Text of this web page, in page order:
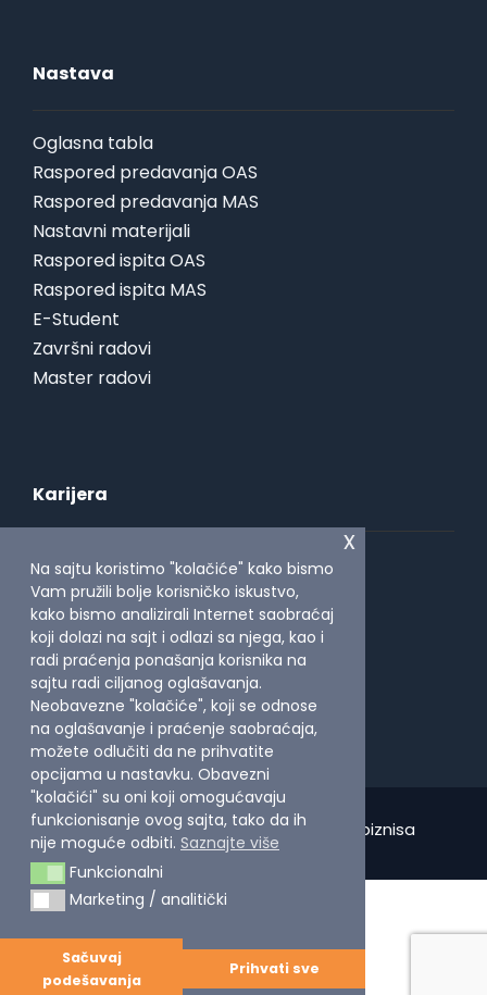
Nastava
Oglasna tabla
Raspored predavanja OAS
Raspored predavanja MAS
Nastavni materijali
Raspored ispita OAS
Raspored ispita MAS
E-Student
Završni radovi
Master radovi
Karijera
Studentska praksa
Centar za razvoj projekata
Centar za karijerno vođenje
Škola stranih jezika
Aktuelni konkursi
Copyright 2026, Visoka škola modernog biznisa
Na sajtu koristimo "kolačiće" kako bismo
Vam pružili bolje korisničko iskustvo,
kako bismo analizirali Internet saobraćaj
koji dolazi na sajt i odlazi sa njega, kao i
radi praćenja ponašanja korisnika na
sajtu radi ciljanog oglašavanja.
Neobavezne "kolačiće", koji se odnose
na oglašavanje i praćenje saobraćaja,
možete odlučiti da ne prihvatite
opcijama u nastavku. Obavezni
"kolačići" su oni koji omogućavaju
funkcionisanje ovog sajta, tako da ih
nije moguće odbiti. Saznajte više
Funkcionalni
Funkcionalni
Marketing / analitički
Marketing / analitički
Sačuvaj
podešavanja
Prihvati sve
x